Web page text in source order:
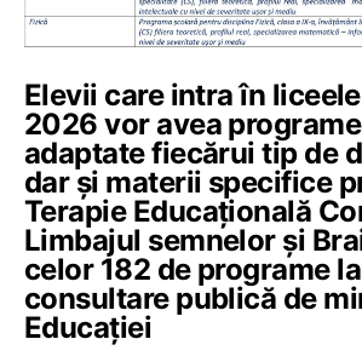
Elevii care intra în
2026 vor avea
adaptate fiecărui tip de
dar și materii specifice
Terapie Educațională
Limbajul semnelor și
celor 182 de programe
consultare publică de
Educației